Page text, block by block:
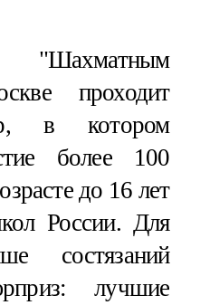
"Шахматным
проходит
в котором
более 100
до 16 лет
России. Для
состязаний
лучшие